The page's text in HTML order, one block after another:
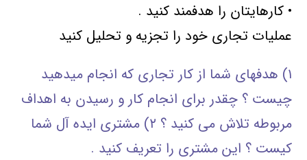
• کارهایتان را هدفمند کنید .
عملیات تجاری خود را تجزیه و تحلیل کنید
۱) هدفهای شما از کار تجاری که انجام میدهید
چیست ؟ چقدر برای انجام کار و رسیدن به اهداف
مربوطه تلاش می کنید ؟ ۲) مشتری ایده آل شما
کیست ؟ این مشتری را تعریف کنید .